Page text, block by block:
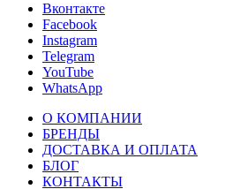
Вконтакте
Facebook
Instagram
Telegram
YouTube
WhatsApp
О КОМПАНИИ
БРЕНДЫ
ДОСТАВКА И ОПЛАТА
БЛОГ
КОНТАКТЫ